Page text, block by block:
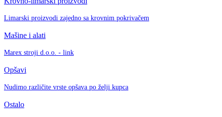
Limarski proizvodi zajedno sa krovnim pokrivačem
Mašine i alati
Marex stroji d.o.o. - link
Opšavi
Nudimo različite vrste opšava po želji kupca
Ostalo